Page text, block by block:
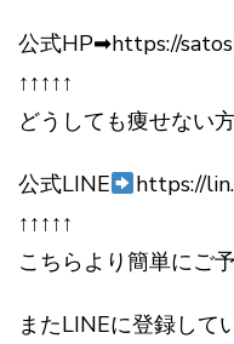
公式HP➡https://
↑↑↑↑↑
どうしても痩せない
公式LINE
https://
↑↑↑↑↑
こちらより簡単にご
またLINEに登録して